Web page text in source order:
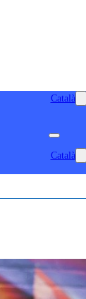
Català
Català